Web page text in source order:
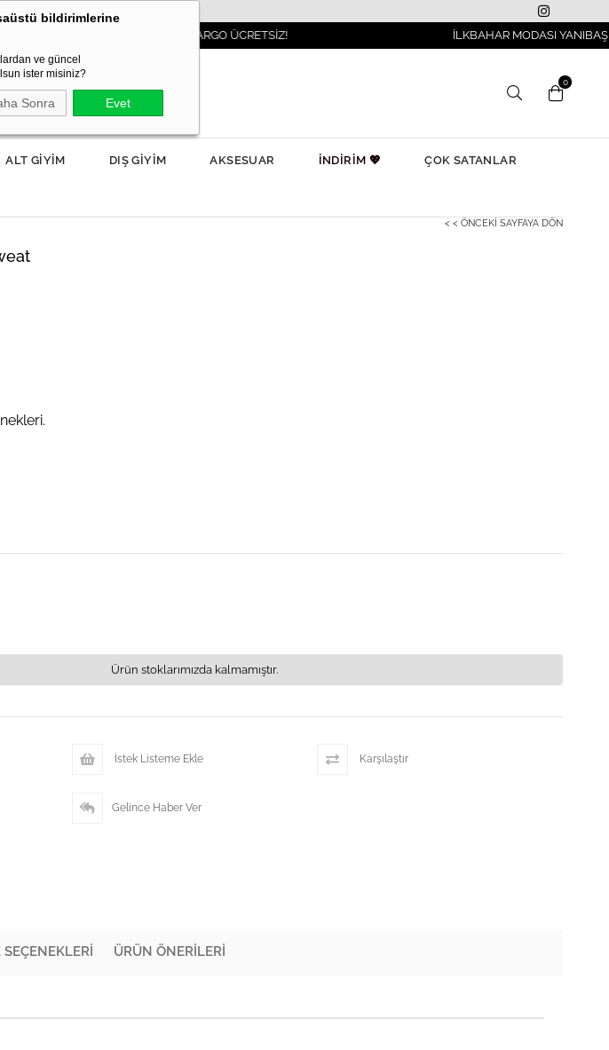
ÜZERİ SİPARİŞLERDE KARGO ÜCRETSİZ! İLKBAHAR MODASI YANIBAŞINIZDA!
bildirimlerine
ve güncel
ister misiniz?
Sonra Evet
0
ALT GİYİM DIŞ GİYİM AKSESUAR İNDİRİM 💖 ÇOK SATANLAR
< < ÖNCEKI SAYFAYA DÖN
Ürün stoklarımızda kalmamıştır.
İstek Listeme Ekle Karşılaştır
Gelince Haber Ver
ÜRÜN ÖNERILERI